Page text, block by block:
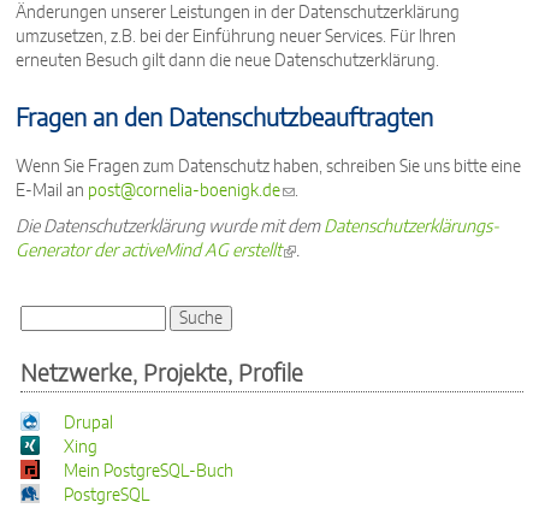
Änderungen unserer Leistungen in der Datenschutzerklärung
umzusetzen, z.B. bei der Einführung neuer Services. Für Ihren
erneuten Besuch gilt dann die neue Datenschutzerklärung.
Fragen an den Datenschutzbeauftragten
Wenn Sie Fragen zum Datenschutz haben, schreiben Sie uns bitte eine
E-Mail an post@cornelia-boenigk.de(link sends e-mail)
.
Die Datenschutzerklärung wurde mit dem Datenschutzerklärungs-
Generator der activeMind AG erstellt(link is external)
.
Netzwerke, Projekte, Profile
Drupal
Xing
Mein PostgreSQL-Buch
PostgreSQL